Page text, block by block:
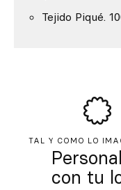
Tejido Piqué.
TAL Y COMO LO
con tu